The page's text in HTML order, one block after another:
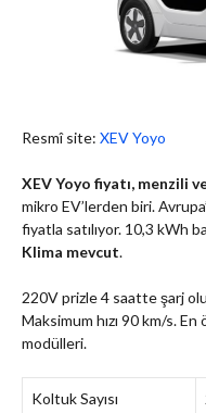
Resmî site: XEV Yoyo
XEV Yoyo fiyatı, menzili
mikro EV’lerden biri.
fiyatla satılıyor. 10,3 kWh
Klima mevcut.
220V prizle 4 saatte şarj
Maksimum hızı 90 km/s.
modülleri.
Koltuk Sayısı